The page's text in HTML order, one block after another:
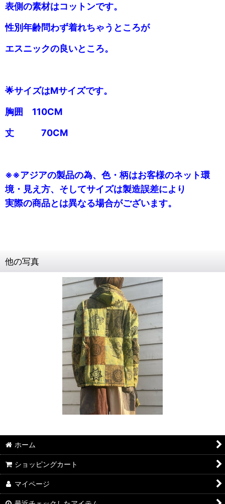
表側の素材はコットンです。
性別年齢問わず着れちゃうところが
エスニックの良いところ。
🌟サイズはMサイズです。
胸囲 110CM
丈 70CM
※※アジアの製品の為、色・柄はお客様のネット環
境・見え方、そしてサイズは製造誤差により
実際の商品とは異なる場合がございます。
他の写真
ホーム
ショッピングカート
マイページ